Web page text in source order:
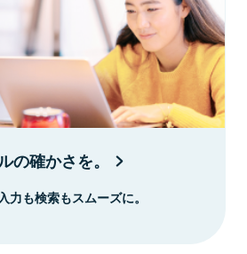
の確かさを。
力も検索もスムーズに。